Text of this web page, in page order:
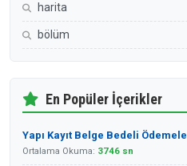
harita
bölüm
En Popüler İçerikler
Yapı Kayıt Belge Bedeli
Ortalama Okuma: 3746 sn